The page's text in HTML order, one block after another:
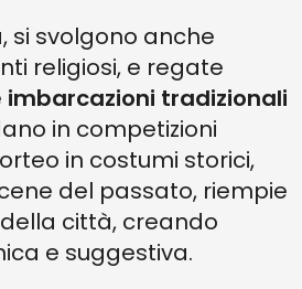
si svolgono anche
religiosi, e regate
imbarcazioni tradizionali
in competizioni
in costumi storici,
del passato, riempie
città, creando
e suggestiva.